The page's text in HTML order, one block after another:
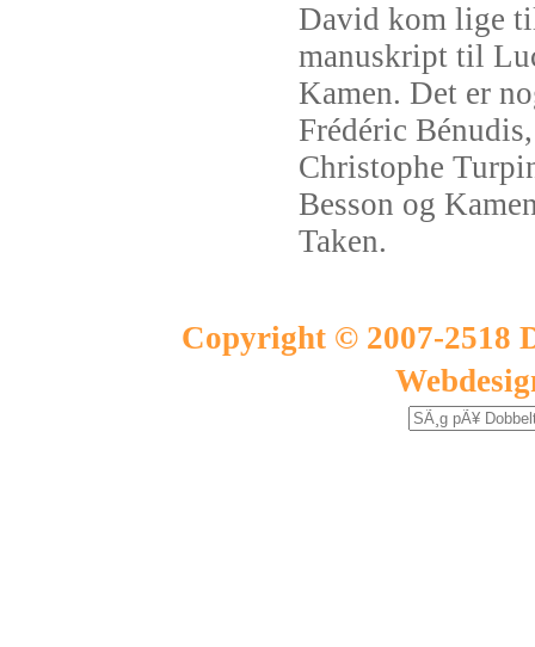
David kom lige
manuskript til
Kamen. Det er
Frédéric
Christophe
Besson og
Taken.
Copyright © 2007-2518